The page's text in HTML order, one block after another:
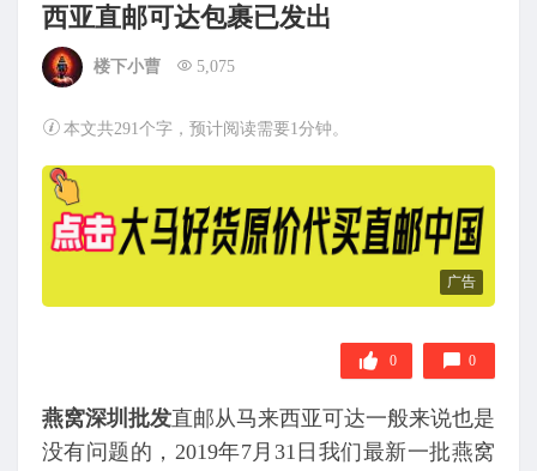
西亚直邮可达包裹已发出
楼下小曹 5,075
本文共291个字，预计阅读需要1分钟。
广告
0 0
燕窝深圳批发直邮从马来西亚可达一般来说也是
没有问题的，2019年7月31日我们最新一批燕窝